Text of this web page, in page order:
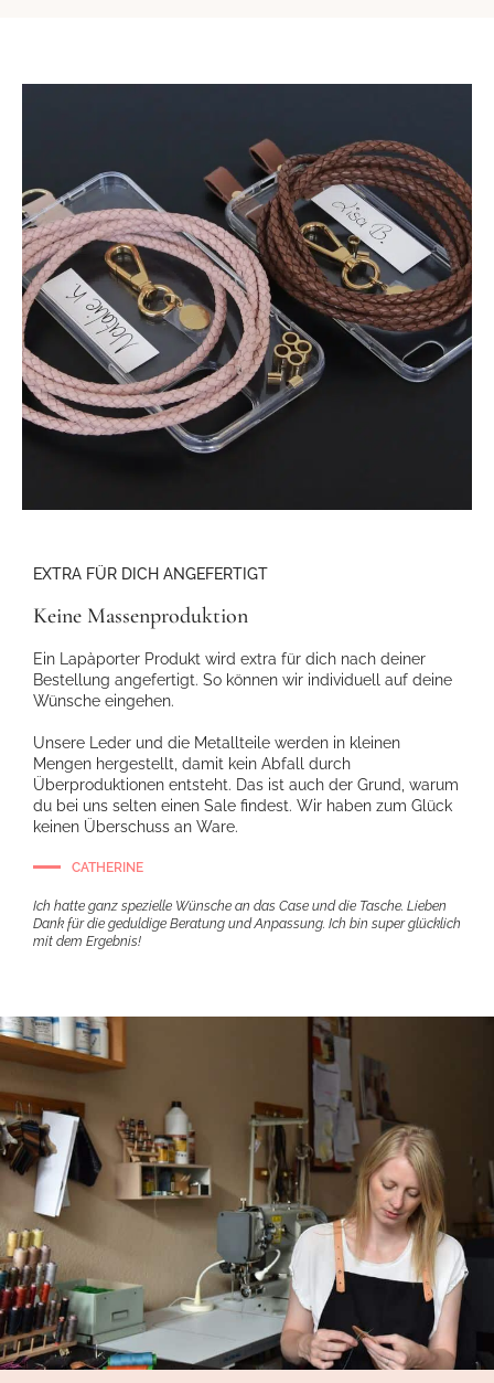
EXTRA FÜR DICH ANGEFERTIGT
Keine Massenproduktion
Ein Lapàporter Produkt wird extra für dich nach deiner
Bestellung angefertigt. So können wir individuell auf deine
Wünsche eingehen.
Unsere Leder und die Metallteile werden in kleinen
Mengen hergestellt, damit kein Abfall durch
Überproduktionen entsteht. Das ist auch der Grund, warum
du bei uns selten einen Sale findest. Wir haben zum Glück
keinen Überschuss an Ware.
CATHERINE
Ich hatte ganz spezielle Wünsche an das Case und die Tasche. Lieben
Dank für die geduldige Beratung und Anpassung. Ich bin super glücklich
mit dem Ergebnis!